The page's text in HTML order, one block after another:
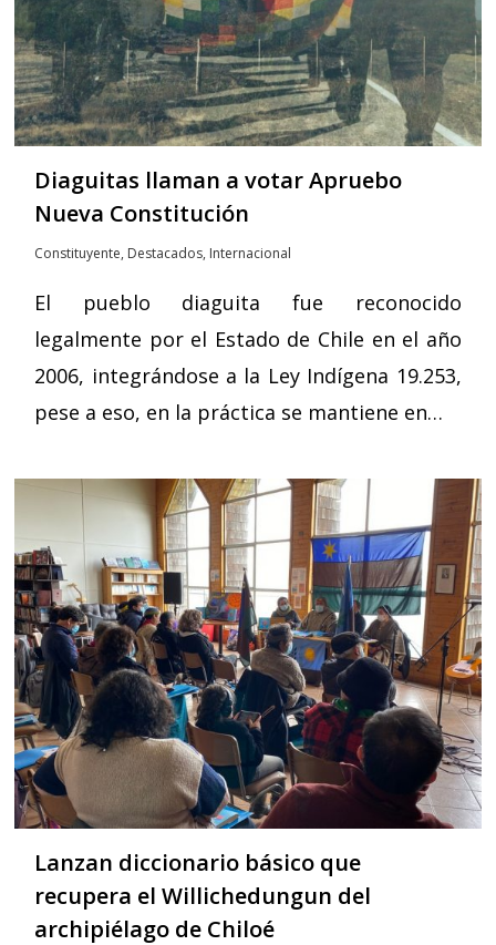
Diaguitas llaman a votar Apruebo
Nueva Constitución
Constituyente, Destacados, Internacional
El pueblo diaguita fue reconocido
legalmente por el Estado de Chile en el año
2006, integrándose a la Ley Indígena 19.253,
pese a eso, en la práctica se mantiene en…
Lanzan diccionario básico que
recupera el Willichedungun del
archipiélago de Chiloé